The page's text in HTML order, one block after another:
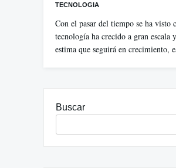
TECNOLOGIA
Con el pasar del tiempo se ha visto
tecnología ha crecido a gran escala
estima que seguirá en crecimiento,
Buscar